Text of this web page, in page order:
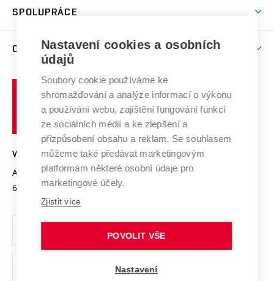
Brno
Celoživotní vzdělávání
E-přihláška
Harmonogram akademického roku
Závěrečné práce
Doktorské studium
Zpracování osobních údajů studentů
Sociální bezpečí
Studium bez bariér
Podpora podnikání
Mezinárodní vědecká rada
Systém zajišťování kvality výzkumu
Výzkumné infrastruktury
Transfer znalostí
Open Science
Projekty
Projekty ze strukturálních fondů
Specifický výzkum
SPOLUPRÁCE
Zahraniční spolupráce
Spolupráce se školami
Služby univerzity
Mezinárodní dohody
Univerzitní sítě
O UNIVERZITĚ
Profil univerzity
Udržitelná univerzita
Podnikavá univerzita / ContriBUTe
Bezpečná univerzita
Vyznamenání
Organizační struktura
Ochrana osobních údajů
odkaz)
učení
technické
VYSOKÉ UČENÍ TECHNICKÉ V BRNĚ
Antonínská 548/1
602 00 Brno
www.vut.cz
vut@vutbr.cz
Nastavení cookies a osobních
údajů
Soubory cookie používáme ke
shromažďování a analýze informací o výkonu
a používání webu, zajištění fungování funkcí
ze sociálních médií a ke zlepšení a
přizpůsobení obsahu a reklam. Se souhlasem
můžeme také předávat marketingovým
platformám některé osobní údaje pro
marketingové účely.
Zjistit více
POVOLIT VŠE
Nastavení